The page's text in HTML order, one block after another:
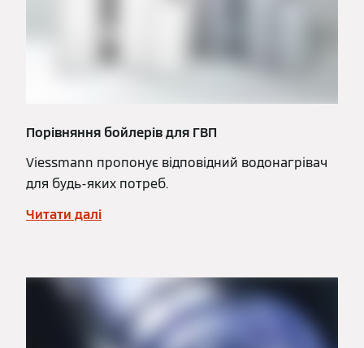
Порівняння бойлерів для ГВП
Viessmann пропонує відповідний водонагрівач
для будь-яких потреб.
Читати далі